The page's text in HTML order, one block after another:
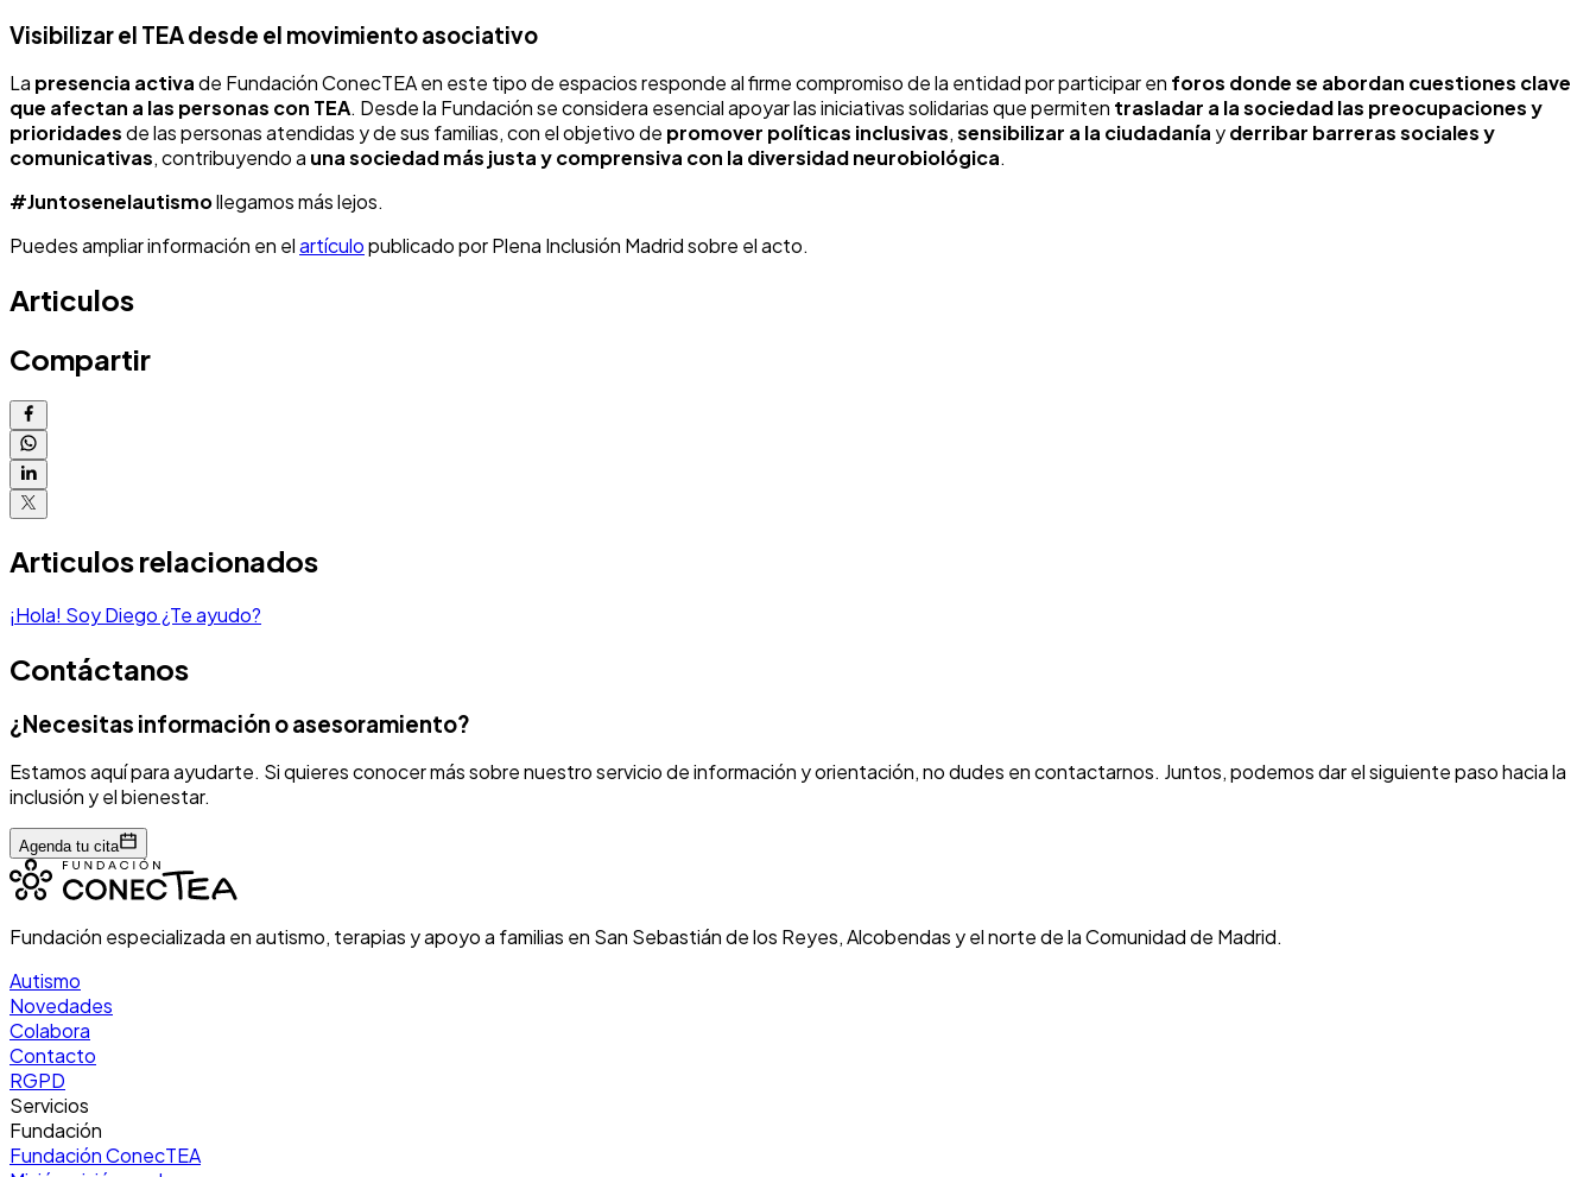
Visibilizar el TEA desde el movimiento asociativo
La presencia activade Fundación ConecTEA en este tipo de espacios responde al firme compromiso de la entidad por participar en foros donde se abordan cuestiones clave
que afectan a las personas con TEA. Desde la Fundación se considera esencial apoyar las iniciativas solidarias que permiten trasladar a la sociedad las preocupaciones y
prioridadesde las personas atendidas y de sus familias, con el objetivo de promover políticas inclusivas,sensibilizar a la ciudadanía yderribar barreras sociales y
comunicativas, contribuyendo a una sociedad más justa y comprensiva con la diversidad neurobiológica.
#Juntosenelautismollegamos más lejos.
Puedes ampliar información en elartículopublicado por Plena Inclusión Madrid sobre el acto.
Articulos
Compartir
Articulos relacionados
¡Hola! Soy Diego ¿Te ayudo?
Contáctanos
¿Necesitas información o asesoramiento?
Estamos aquí para ayudarte. Si quieres conocer más sobre nuestro servicio de información y orientación, no dudes en contactarnos. Juntos, podemos dar el siguiente paso hacia la
inclusión y el bienestar.
Agenda tu cita
Fundación especializada en autismo, terapias y apoyo a familias en San Sebastián de los Reyes, Alcobendas y el norte de la Comunidad de Madrid.
Autismo
Novedades
Colabora
Contacto
RGPD
Servicios
Fundación
Fundación ConecTEA